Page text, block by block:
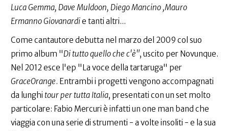
Luca Gemma, Dave Muldoon, Diego Mancino ,Mauro
Ermanno Giovanardie tanti altri...
Come cantautore debutta nel marzo del 2009 col suo
primo album "Di tutto quello che c'è", uscito per Novunque.
Nel 2012 esce l'ep "La voce della tartaruga" per
GraceOrange. Entrambi i progetti vengono accompagnati
da lunghi tour per tutta Italia, presentati con un set molto
particolare: Fabio Mercuri è infatti un one man band che
viaggia con una serie di strumenti - a volte insoliti - e la sua